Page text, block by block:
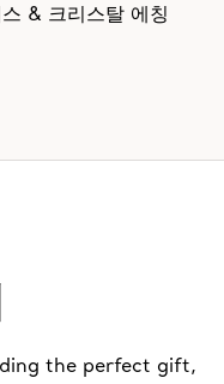
& 크리스탈 에칭
the perfect gift,